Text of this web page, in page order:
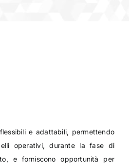
e adattabili, permettendo
operativi, durante la fase di
e forniscono opportunità per